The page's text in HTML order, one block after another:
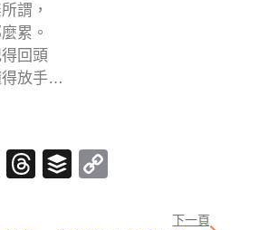
謂，
累。
回頭
得放手…
X Threads
Buffer
下一頁